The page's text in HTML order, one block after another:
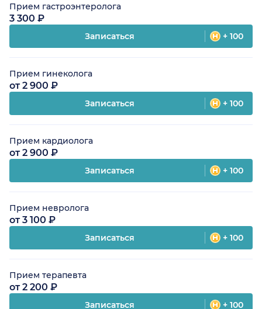
Прием гастроэнтеролога
3 300 ₽
Записаться + 100
Прием гинеколога
от 2 900 ₽
Записаться + 100
Прием кардиолога
от 2 900 ₽
Записаться + 100
Прием невролога
от 3 100 ₽
Записаться + 100
Прием терапевта
от 2 200 ₽
Записаться + 100